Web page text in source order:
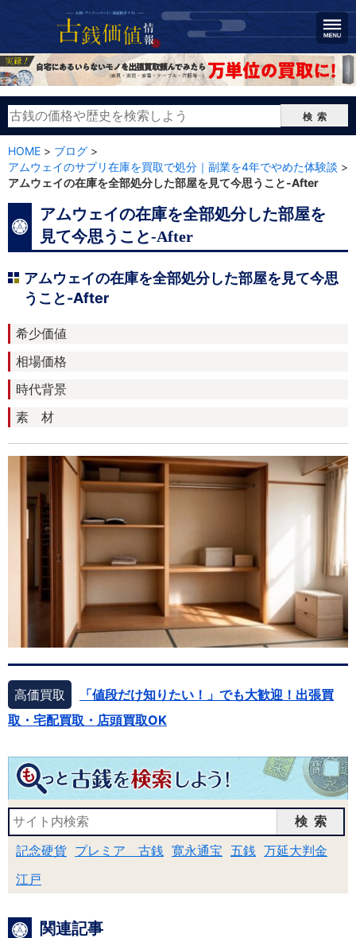
検索
HOME > ブログ >
アムウェイのサプリ在庫を買取で処分｜副業を4年でやめた体験談 >
アムウェイの在庫を全部処分した部屋を見て今思うこと-After
アムウェイの在庫を全部処分した部屋を
見て今思うこと-After
アムウェイの在庫を全部処分した部屋を見て今思
うこと-After
希少価値
相場価格
時代背景
素 材
高価買取
「値段だけ知りたい！」でも大歓迎！出張買
取・宅配買取・店頭買取OK
検索
記念硬貨 プレミア 古銭 寛永通宝 五銭 万延大判金
江戸
関連記事